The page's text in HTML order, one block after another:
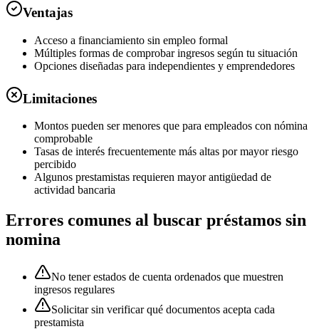
Ventajas
Acceso a financiamiento sin empleo formal
Múltiples formas de comprobar ingresos según tu situación
Opciones diseñadas para independientes y emprendedores
Limitaciones
Montos pueden ser menores que para empleados con nómina
comprobable
Tasas de interés frecuentemente más altas por mayor riesgo
percibido
Algunos prestamistas requieren mayor antigüedad de
actividad bancaria
Errores comunes al buscar préstamos sin
nomina
No tener estados de cuenta ordenados que muestren
ingresos regulares
Solicitar sin verificar qué documentos acepta cada
prestamista